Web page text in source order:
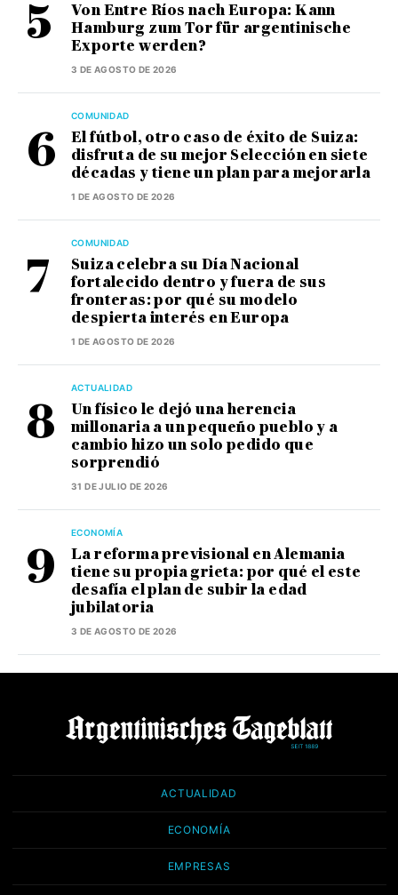
Von Entre Ríos nach Europa: Kann
Hamburg zum Tor für argentinische
Exporte werden?
3 DE AGOSTO DE 2026
COMUNIDAD
El fútbol, otro caso de éxito de Suiza:
disfruta de su mejor Selección en siete
décadas y tiene un plan para mejorarla
1 DE AGOSTO DE 2026
COMUNIDAD
Suiza celebra su Día Nacional
fortalecido dentro y fuera de sus
fronteras: por qué su modelo
despierta interés en Europa
1 DE AGOSTO DE 2026
ACTUALIDAD
Un físico le dejó una herencia
millonaria a un pequeño pueblo y a
cambio hizo un solo pedido que
sorprendió
31 DE JULIO DE 2026
ECONOMÍA
La reforma previsional en Alemania
tiene su propia grieta: por qué el este
desafía el plan de subir la edad
jubilatoria
3 DE AGOSTO DE 2026
ACTUALIDAD
ECONOMÍA
EMPRESAS